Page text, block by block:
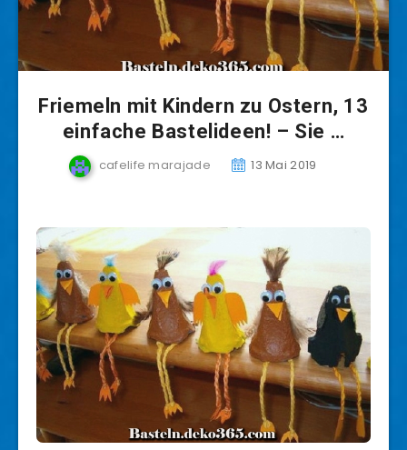
Friemeln mit Kindern zu Ostern, 13
einfache Bastelideen! – Sie …
cafelife marajade 13 Mai 2019